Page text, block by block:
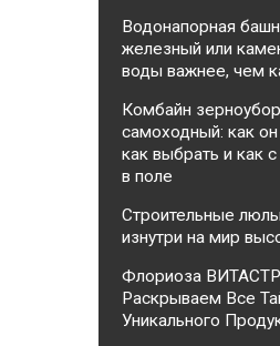
Водонапорная
железный или
воды важнее, чем
Комбайн
самоходный: как он
как выбрать и как
в поле
Строительные
изнутри на мир
Флориоза
Раскрываем Все
Уникального